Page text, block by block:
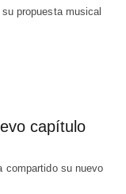
propuesta musical
capítulo
compartido su nuevo